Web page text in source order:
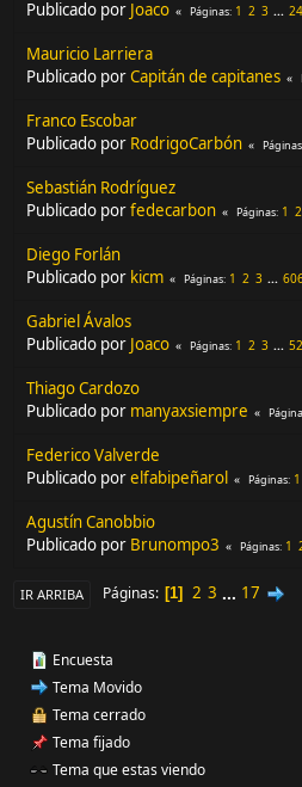
Publicado por Joaco Páginas 1 2 3 ... 24
Mauricio Larriera
Publicado porCapitán de capitanes
Franco Escobar
Publicado por RodrigoCarbón Páginas
Sebastián Rodríguez
Publicado porfedecarbon Páginas 1 2
Diego Forlán
Publicado por kicm Páginas 1 2 3 ...
Gabriel Ávalos
Publicado por Joaco Páginas 1 2 3 ... 52
Thiago Cardozo
Publicado por manyaxsiempre
Federico Valverde
Publicado porelfabipeñarol Páginas 1
Agustín Canobbio
Publicado por Brunompo3 Páginas 1
IR ARRIBA Páginas 1 2 3 ... 17
Encuesta
Tema Movido
Tema cerrado
Tema fijado
Tema que estas viendo